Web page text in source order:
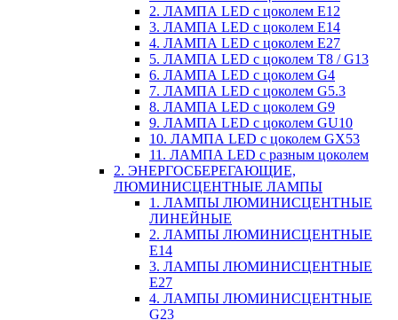
2. ЛАМПА LED c цоколем E12
3. ЛАМПА LED c цоколем E14
4. ЛАМПА LED c цоколем E27
5. ЛАМПА LED c цоколем T8 / G13
6. ЛАМПА LED c цоколем G4
7. ЛАМПА LED c цоколем G5.3
8. ЛАМПА LED c цоколем G9
9. ЛАМПА LED c цоколем GU10
10. ЛАМПА LED c цоколем GX53
11. ЛАМПА LED c разным цоколем
2. ЭНЕРГОСБЕРЕГАЮЩИЕ,
ЛЮМИНИСЦЕНТНЫЕ ЛАМПЫ
1. ЛАМПЫ ЛЮМИНИСЦЕНТНЫЕ
ЛИНЕЙНЫЕ
2. ЛАМПЫ ЛЮМИНИСЦЕНТНЫЕ
E14
3. ЛАМПЫ ЛЮМИНИСЦЕНТНЫЕ
E27
4. ЛАМПЫ ЛЮМИНИСЦЕНТНЫЕ
G23